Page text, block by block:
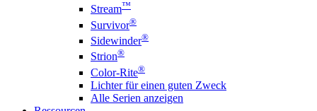
Stream™
Survivor®
Sidewinder®
Strion®
Color-Rite®
Lichter für einen guten Zweck
Alle Serien anzeigen